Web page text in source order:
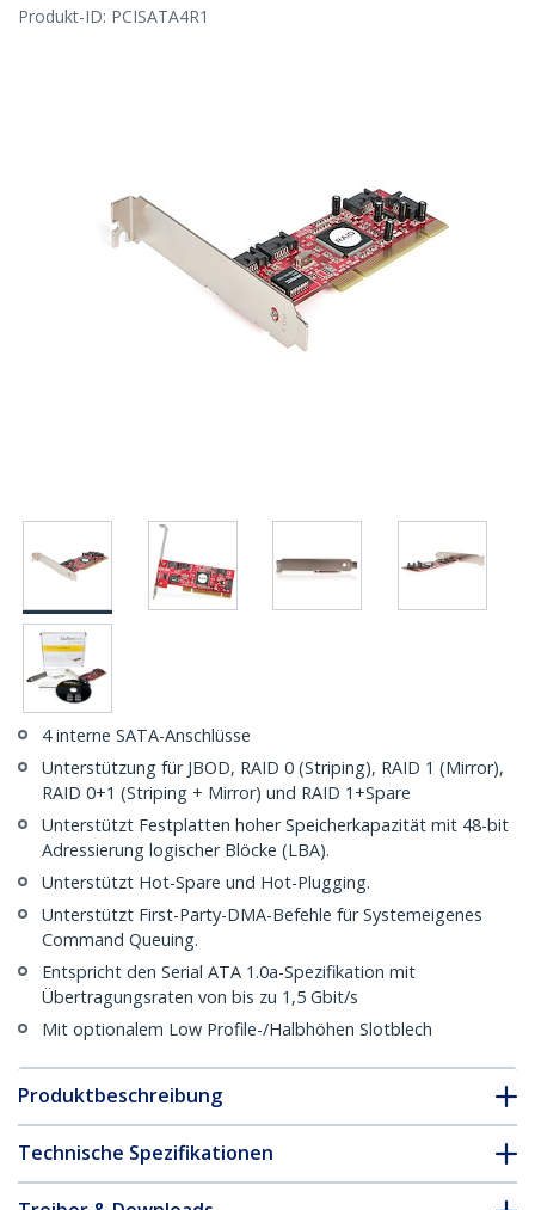
Produkt-ID: PCISATA4R1
4 interne SATA-Anschlüsse
Unterstützung für JBOD, RAID 0 (Striping), RAID 1 (Mirror),
RAID 0+1 (Striping + Mirror) und RAID 1+Spare
Unterstützt Festplatten hoher Speicherkapazität mit 48-bit
Adressierung logischer Blöcke (LBA).
Unterstützt Hot-Spare und Hot-Plugging.
Unterstützt First-Party-DMA-Befehle für Systemeigenes
Command Queuing.
Entspricht den Serial ATA 1.0a-Spezifikation mit
Übertragungsraten von bis zu 1,5 Gbit/s
Mit optionalem Low Profile-/Halbhöhen Slotblech
Produktbeschreibung
Technische Spezifikationen